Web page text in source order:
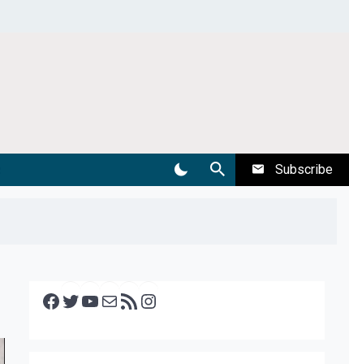
Subscribe
Facebook Twitter YouTube E-mail RSS feed